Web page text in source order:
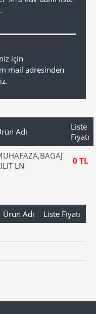
için
mail adresinden
Adı
Liste
Fiyatı
LN
0 TL
Ürün Adı Liste Fiyatı